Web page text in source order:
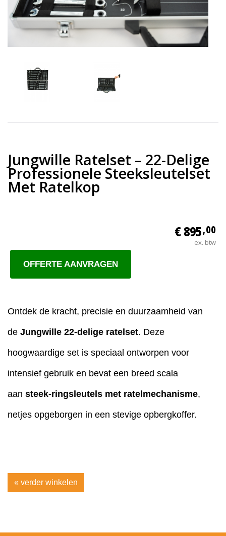
Jungwille Ratelset – 22-Delige
Professionele Steeksleutelset
Met Ratelkop
€ 895,00
ex. btw
OFFERTE AANVRAGEN
Ontdek de kracht, precisie en duurzaamheid van
de Jungwille 22-delige ratelset. Deze
hoogwaardige set is speciaal ontworpen voor
intensief gebruik en bevat een breed scala
aan steek-ringsleutels met ratelmechanisme,
netjes opgeborgen in een stevige opbergkoffer.
« verder winkelen